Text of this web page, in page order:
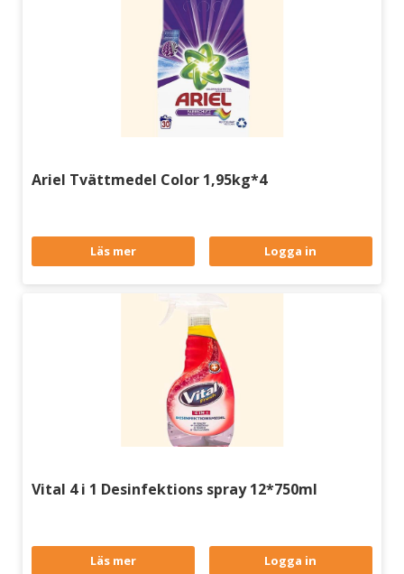
Ariel Tvättmedel Color 1,95kg*4
Läs mer Logga in
Vital 4 i 1 Desinfektions spray 12*750ml
Läs mer Logga in